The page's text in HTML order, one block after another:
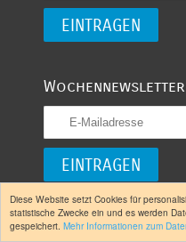
Diese Website setzt Cookies für
statistische Zwecke ein und es werden
gespeichert. Mehr Informationen zum
Wochennewsletter
Folgen Sie uns